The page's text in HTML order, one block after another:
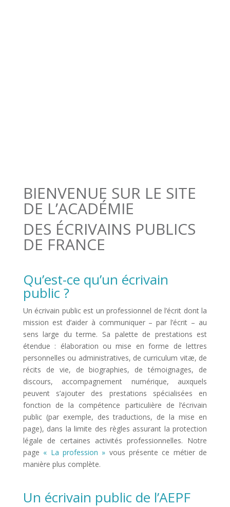
BIENVENUE SUR LE SITE
DE L’ACADÉMIE
DES ÉCRIVAINS PUBLICS
DE FRANCE
Qu’est-ce qu’un écrivain
public ?
Un écrivain public est un professionnel de l’écrit dont la
mission est d’aider à communiquer – par l’écrit – au
sens large du terme. Sa palette de prestations est
étendue : élaboration ou mise en forme de lettres
personnelles ou administratives, de curriculum vitæ, de
récits de vie, de biographies, de témoignages, de
discours, accompagnement numérique, auxquels
peuvent s’ajouter des prestations spécialisées en
fonction de la compétence particulière de l’écrivain
public (par exemple, des traductions, de la mise en
page), dans la limite des règles assurant la protection
légale de certaines activités professionnelles. Notre
page « La profession » vous présente ce métier de
manière plus complète.
Un écrivain public de l’AEPF